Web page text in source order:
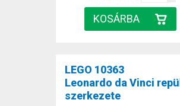
LEGO 10363
Leonardo da Vinci
szerkezete